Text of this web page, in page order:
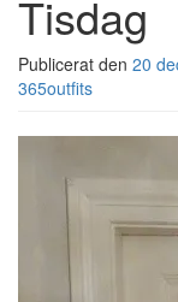
Tisdag
Publicerat den 20
365outfits